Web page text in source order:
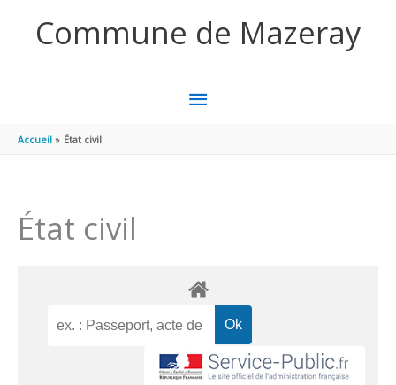
Commune de Mazeray
MENU
Accueil État civil
État civil